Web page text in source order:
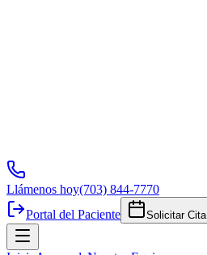
Llámenos hoy(703) 844-7770
Portal del Paciente
Solicitar Cita